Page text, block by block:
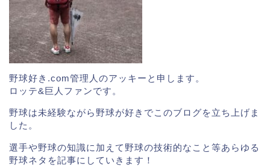
野球好き.com管理人のアッキーと申します。
ロッテ&巨人ファンです。
野球は未経験ながら野球が好きでこのブログを立ち上げま
した。
選手や野球の知識に加えて野球の技術的なこと等あらゆる
野球ネタを記事にしていきます！